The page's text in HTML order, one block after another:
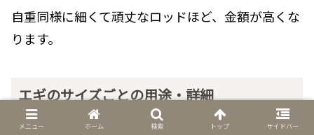
自重同様に細くて頑丈なロッドほど、金額が高くな
ります。
エギのサイズごとの用途・詳細
メニュー ホーム 検索 トップ サイドバー